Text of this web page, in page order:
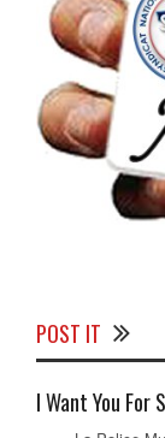
POST IT
I Want You For